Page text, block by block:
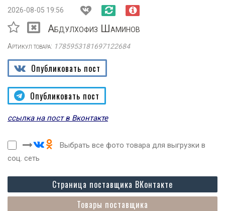
2026-08-05 19:56
Абдулхофиз Шаминов
Артикул товара: 1785953181697122684
Опубликовать пост
Опубликовать пост
ссылка на пост в Вконтакте
Выбрать все фото товара для выгрузки в
соц. сеть
Товары поставщика
Страница поставщика ВКонтакте